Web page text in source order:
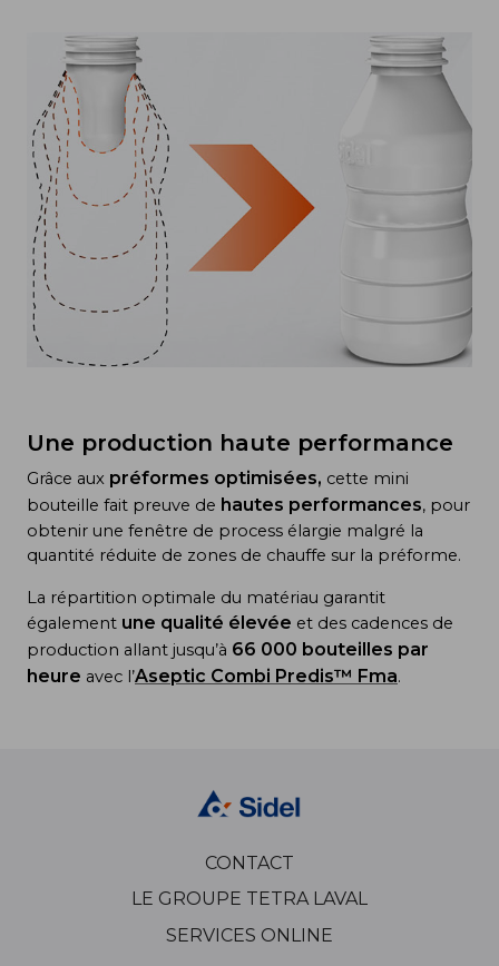
Une production haute performance
Grâce aux préformes optimisées, cette mini
bouteille fait preuve de hautes performances, pour
obtenir une fenêtre de process élargie malgré la
quantité réduite de zones de chauffe sur la préforme.
La répartition optimale du matériau garantit
également une qualité élevée et des cadences de
production allant jusqu’à 66 000 bouteilles par
heure avec l’Aseptic Combi Predis™ Fma.
CONTACT
LE GROUPE TETRA LAVAL
SERVICES ONLINE